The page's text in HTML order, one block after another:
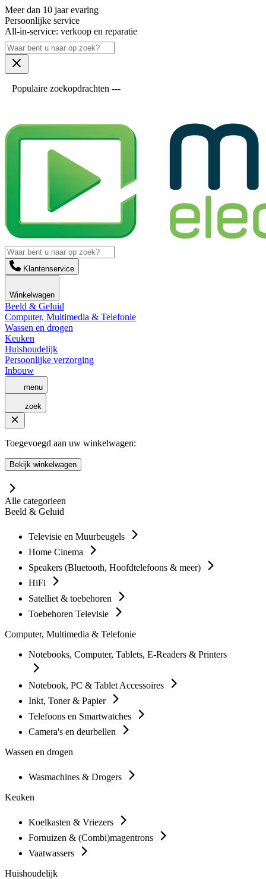
Meer dan 10 jaar evaring
Persoonlijke service
All-in-service: verkoop en reparatie
Populaire zoekopdrachten ---
Klantenservice
Winkelwagen
Beeld & Geluid
Computer, Multimedia & Telefonie
Wassen en drogen
Keuken
Huishoudelijk
Persoonlijke verzorging
Inbouw
menu
zoek
Toegevoegd aan uw winkelwagen:
Bekijk winkelwagen
Alle categorieen
Beeld & Geluid
Televisie en Muurbeugels
Home Cinema
Speakers (Bluetooth, Hoofdtelefoons & meer)
HiFi
Satelliet & toebehoren
Toebehoren Televisie
Computer, Multimedia & Telefonie
Notebooks, Computer, Tablets, E-Readers & Printers
Notebook, PC & Tablet Accessoires
Inkt, Toner & Papier
Telefoons en Smartwatches
Camera's en deurbellen
Wassen en drogen
Wasmachines & Drogers
Keuken
Koelkasten & Vriezers
Fornuizen & (Combi)magentrons
Vaatwassers
Huishoudelijk